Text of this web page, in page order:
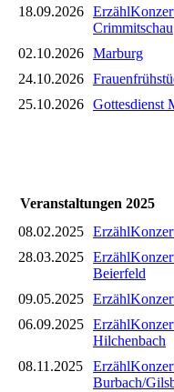
18.09.2026
Crimmitschau
02.10.2026 Marburg
24.10.2026
25.10.2026 Gottesdienst
Veranstaltungen 2025
08.02.2025
28.03.2025
Beierfeld
09.05.2025
06.09.2025
Hilchenbach
08.11.2025
Burbach/